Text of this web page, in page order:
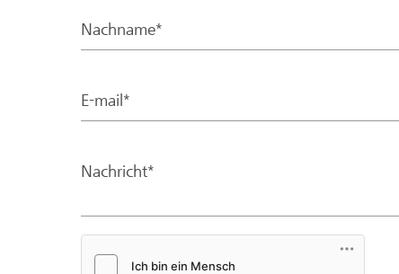
Nachname*
E-mail*
Nachricht*